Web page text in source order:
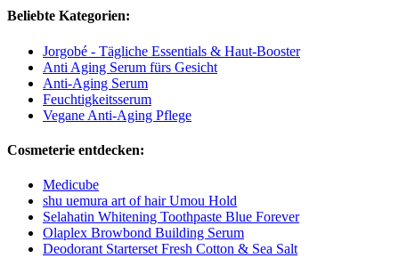
Beliebte Kategorien:
Jorgobé - Tägliche Essentials & Haut-Booster
Anti Aging Serum fürs Gesicht
Anti-Aging Serum
Feuchtigkeitsserum
Vegane Anti-Aging Pflege
Cosmeterie entdecken:
Medicube
shu uemura art of hair Umou Hold
Selahatin Whitening Toothpaste Blue Forever
Olaplex Browbond Building Serum
Deodorant Starterset Fresh Cotton & Sea Salt